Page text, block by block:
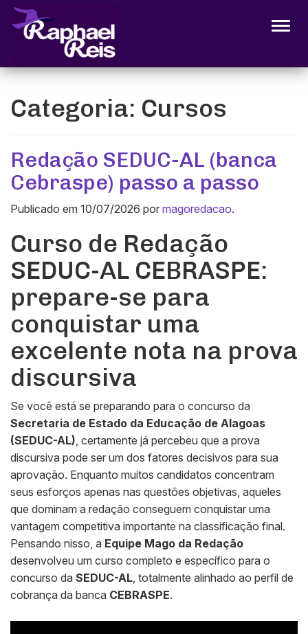
Categoria: Cursos
Redação SEDUC-AL (banca
Cebraspe) passo a passo
Publicado em 10/07/2026 por magoredacao.
Curso de Redação
SEDUC-AL CEBRASPE:
prepare-se para
conquistar uma
excelente nota na prova
discursiva
Se você está se preparando para o concurso da
Secretaria de Estado da Educação de Alagoas
(SEDUC-AL) , certamente já percebeu que a prova
discursiva pode ser um dos fatores decisivos para sua
aprovação. Enquanto muitos candidatos concentram
seus esforços apenas nas questões objetivas, aqueles
que dominam a redação conseguem conquistar uma
vantagem competitiva importante na classificação final.
Pensando nisso, a Equipe Mago da Redação
desenvolveu um curso completo e específico para o
concurso da SEDUC-AL , totalmente alinhado ao perfil de
cobrança da banca CEBRASPE.